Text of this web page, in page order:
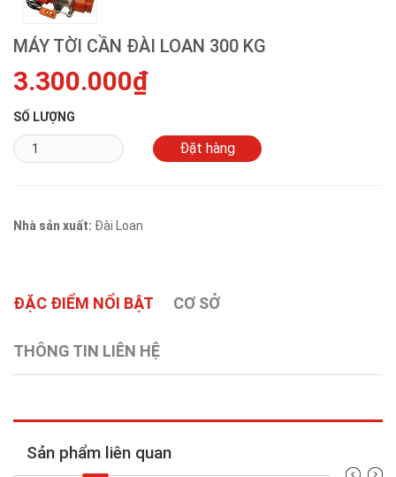
MÁY TỜI CẦN ĐÀI LOAN 300 KG
3.300.000₫
SỐ LƯỢNG
Nhà sản xuất: Đài Loan
ĐẶC ĐIỂM NỔI BẬT CƠ SỞ
THÔNG TIN LIÊN HỆ
Sản phẩm liên quan